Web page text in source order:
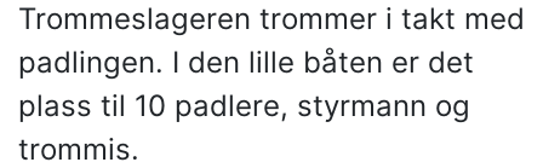
Trommeslageren trommer i takt med
padlingen. I den lille båten er det
plass til 10 padlere, styrmann og
trommis.